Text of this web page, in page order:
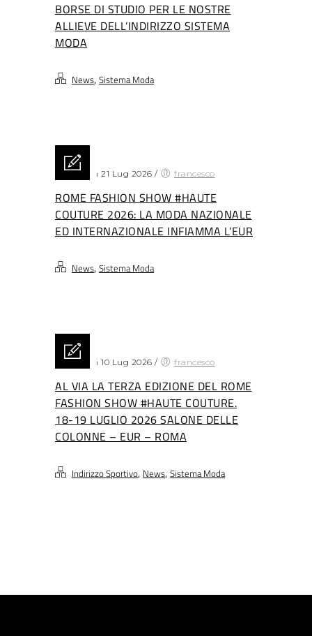
BORSE DI STUDIO PER LE NOSTRE
ALLIEVE DELL’INDIRIZZO SISTEMA
MODA
News, Sistema Moda
Posted on 21 Lug 2026 / francesco
ROME FASHION SHOW #HAUTE
COUTURE 2026: LA MODA NAZIONALE
ED INTERNAZIONALE INFIAMMA L’EUR
News, Sistema Moda
Posted on 10 Lug 2026 / francesco
AL VIA LA TERZA EDIZIONE DEL ROME
FASHION SHOW #HAUTE COUTURE.
18-19 LUGLIO 2026 SALONE DELLE
COLONNE – EUR – ROMA
Indirizzo Sportivo, News, Sistema Moda